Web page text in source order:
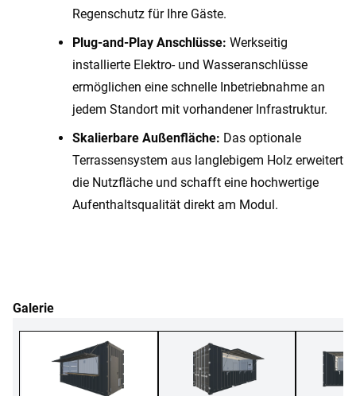
Regenschutz für Ihre Gäste.
Plug-and-Play Anschlüsse: Werkseitig
installierte Elektro- und Wasseranschlüsse
ermöglichen eine schnelle Inbetriebnahme an
jedem Standort mit vorhandener Infrastruktur.
Skalierbare Außenfläche: Das optionale
Terrassensystem aus langlebigem Holz erweitert
die Nutzfläche und schafft eine hochwertige
Aufenthaltsqualität direkt am Modul.
Galerie